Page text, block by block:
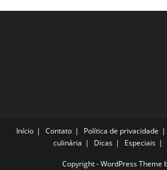
Início Contato Política de privacidade
culinária
Dicas Especiais
Copyright - WordPress Theme